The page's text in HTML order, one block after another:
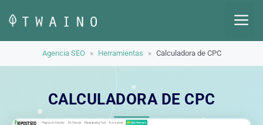
contenido
Agencia SEO » Herramientas » Calculadora de CPC
CALCULADORA DE CPC